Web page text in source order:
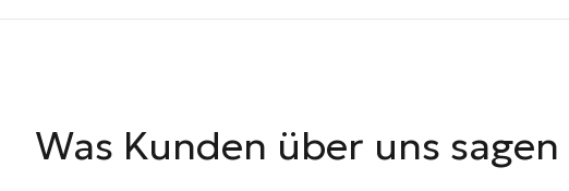
Was Kunden über uns sagen